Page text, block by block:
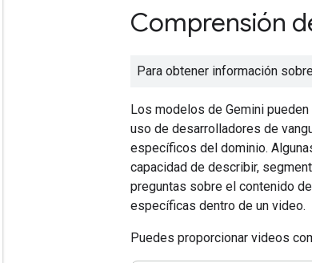
Comprensión
Para obtener información
Los modelos de Gemini
uso de desarrolladores de
específicos del dominio.
capacidad de describir,
preguntas sobre el contenido
específicas dentro de un video.
Puedes proporcionar videos